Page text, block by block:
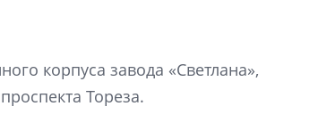
корпуса завода «Светлана»,
Тореза.
эпохи фальш-